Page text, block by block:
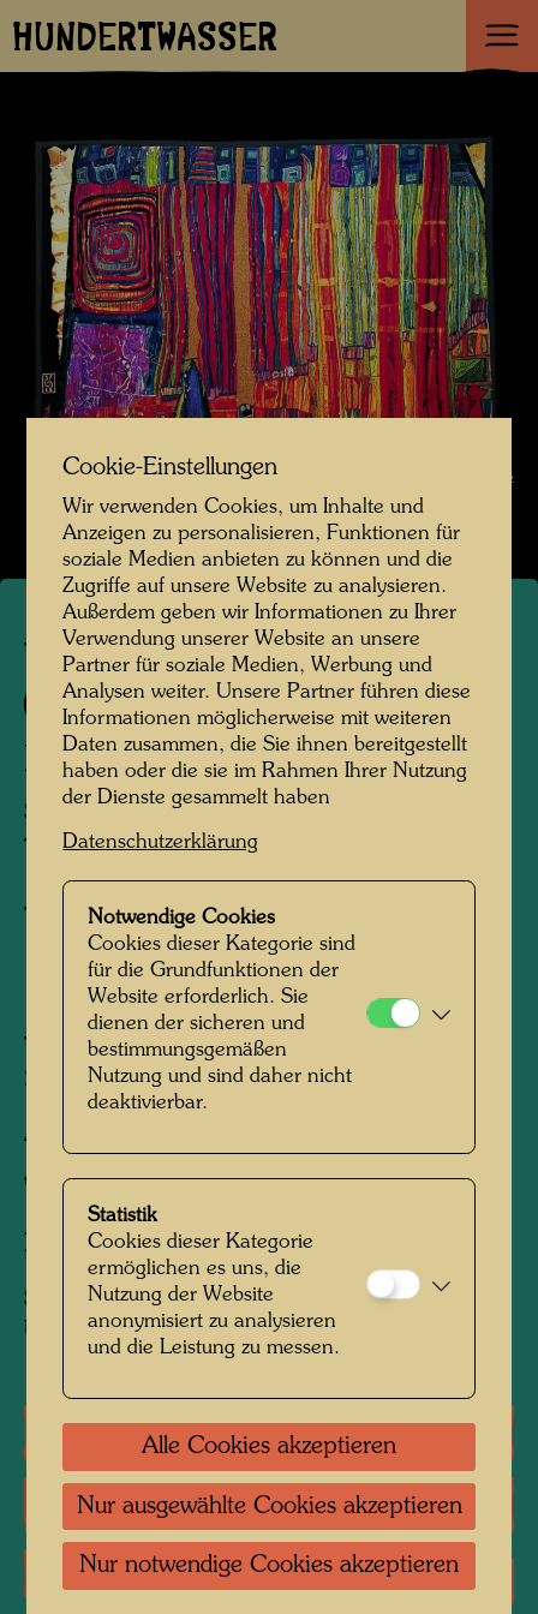
HUNDERTWASSER
© Namida AG, Glarus, Schweiz
TAP 35
181 A
LA PIOGGIA
STADT UNTER DEM REGEN
TOWN UNDER THE RAIN
Tapisserie
Tlaquepaque, Mexico, March 1976
2000 mm x 3000 mm
Aus Wolle gewebt mit 5 Kettfäden pro cm
Weber:
Nach WerkLA PIOGGIA, 1954
Sammlung:
Uno-City, Vienna (loan from City of Vienna)
Einzelausstellungen
Literatur: Monographien
Literatur: Verschiedene
Cookie-Einstellungen
Wir verwenden Cookies, um Inhalte und
Anzeigen zu personalisieren, Funktionen für
soziale Medien anbieten zu können und die
Zugriffe auf unsere Website zu analysieren.
Außerdem geben wir Informationen zu Ihrer
Verwendung unserer Website an unsere
Partner für soziale Medien, Werbung und
Analysen weiter. Unsere Partner führen diese
Informationen möglicherweise mit weiteren
Daten zusammen, die Sie ihnen bereitgestellt
haben oder die sie im Rahmen Ihrer Nutzung
der Dienste gesammelt haben
Datenschutzerklärung
Notwendige Cookies
Cookies dieser Kategorie sind
für die Grundfunktionen der
Website erforderlich. Sie
dienen der sicheren und
bestimmungsgemäßen
Nutzung und sind daher nicht
deaktivierbar.
Statistik
Cookies dieser Kategorie
ermöglichen es uns, die
Nutzung der Website
anonymisiert zu analysieren
und die Leistung zu messen.
Alle Cookies akzeptieren
Nur ausgewählte Cookies akzeptieren
Nur notwendige Cookies akzeptieren